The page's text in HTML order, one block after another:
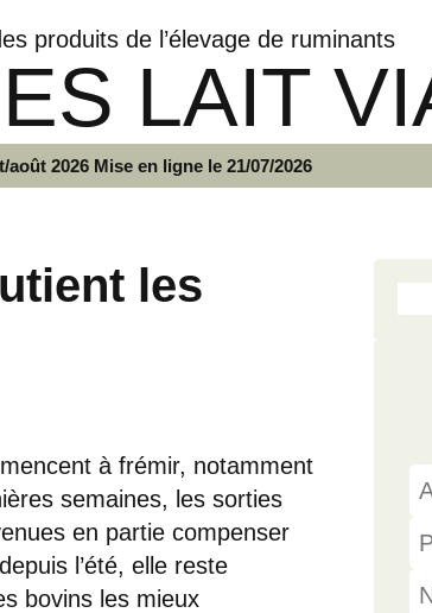
produits de l’élevage de ruminants
LAIT
août 2026 Mise en ligne le 21/07/2026
les
à frémir, notamment
semaines, les sorties
en partie compenser
l’été, elle reste
bovins les mieux